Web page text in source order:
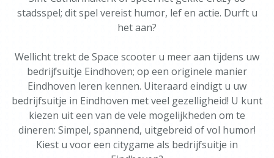
stadsspel; dit spel vereist humor, lef en actie. Durft u
het aan?
Wellicht trekt de Space scooter u meer aan tijdens uw
bedrijfsuitje Eindhoven; op een originele manier
Eindhoven leren kennen. Uiteraard eindigt u uw
bedrijfsuitje in Eindhoven met veel gezelligheid! U kunt
kiezen uit een van de vele mogelijkheden om te
dineren: Simpel, spannend, uitgebreid of vol humor!
Kiest u voor een citygame als bedrijfsuitje in